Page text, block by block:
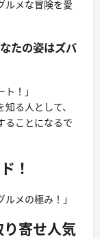
ルメな冒険を愛
たの姿はズバ
！」
る人として、
ることになるで
！
メの極み！」
寄せ人気